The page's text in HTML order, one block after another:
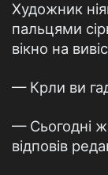
Художник
пальцями
вікно на
— Крли ви
— Сьогодні
відповів